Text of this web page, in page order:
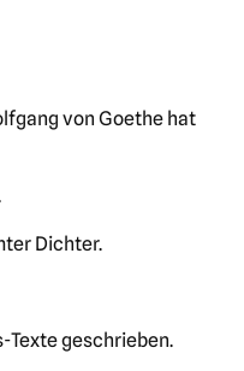
von Goethe hat
Dichter.
Texte geschrieben.